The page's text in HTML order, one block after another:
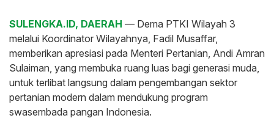
SULENGKA.ID, DAERAH — Dema PTKI Wilayah 3
melalui Koordinator Wilayahnya, Fadil Musaffar,
memberikan apresiasi pada Menteri Pertanian, Andi Amran
Sulaiman, yang membuka ruang luas bagi generasi muda,
untuk terlibat langsung dalam pengembangan sektor
pertanian modern dalam mendukung program
swasembada pangan Indonesia.